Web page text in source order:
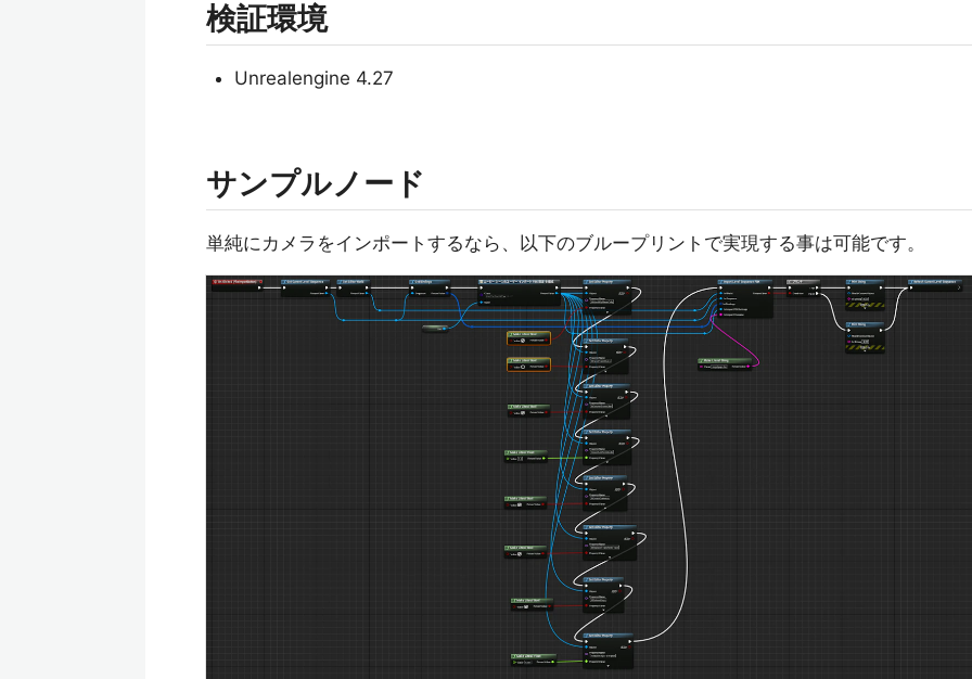
検証環境
Unrealengine 4.27
サンプルノード
単純にカメラをインポートするなら、以下のブループリントで実現する事は可能です。